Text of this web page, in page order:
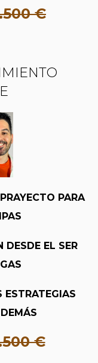
€
PARA
DESDE EL SER
ESTRATEGIAS
€